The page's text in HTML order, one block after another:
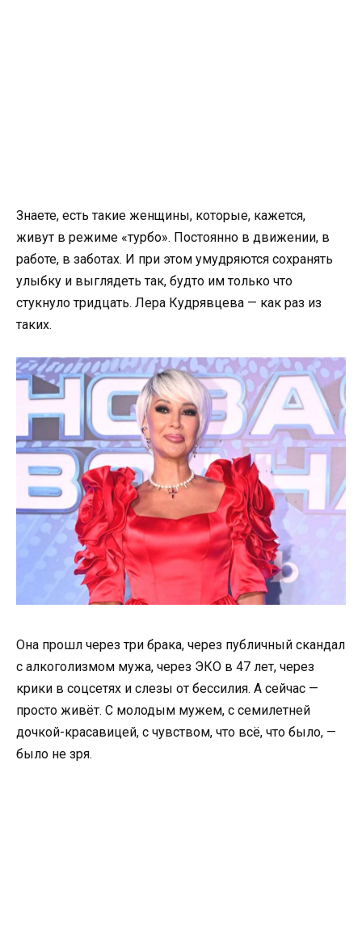
Знаете, есть такие женщины, которые, кажется,
живут в режиме «турбо». Постоянно в движении, в
работе, в заботах. И при этом умудряются сохранять
улыбку и выглядеть так, будто им только что
стукнуло тридцать. Лера Кудрявцева — как раз из
таких.
Она прошл через три брака, через публичный скандал
с алкоголизмом мужа, через ЭКО в 47 лет, через
крики в соцсетях и слезы от бессилия. А сейчас —
просто живёт. С молодым мужем, с семилетней
дочкой-красавицей, с чувством, что всё, что было, —
было не зря.